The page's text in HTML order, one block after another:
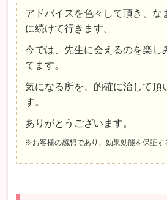
アドバイスを色々して頂き、な
に続けて行きます。
今では、先生に会えるのを楽し
てます。
気になる所を、的確に治して頂
す。
ありがとうございます。
※お客様の感想であり、効果効能を保証す